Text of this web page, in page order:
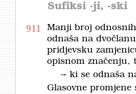
Sufiksi -ji, -ski
911 Manji broj
odnaša na
pridjevsku
opisnom značenju,
→ ki se odnaša
Glasovne